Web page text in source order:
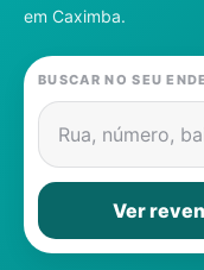
Gás
Contatos
em Caximba.
BUSCAR NO SEU
Rua, número,
Ver